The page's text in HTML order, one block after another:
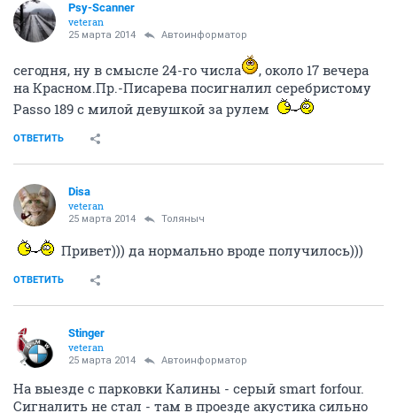
Psy-Scanner
veteran
25 марта 2014 Автоинформатор
сегодня, ну в смысле 24-го числа
, около 17 вечера
на Красном.Пр.-Писарева посигналил серебристому
Passo 189 с милой девушкой за рулем
ОТВЕТИТЬ
Disa
veteran
25 марта 2014 Толяныч
Привет))) да нормально вроде получилось)))
ОТВЕТИТЬ
Stinger
veteran
25 марта 2014 Автоинформатор
На выезде с парковки Калины - серый smart forfour.
Сигналить не стал - там в проезде акустика сильно